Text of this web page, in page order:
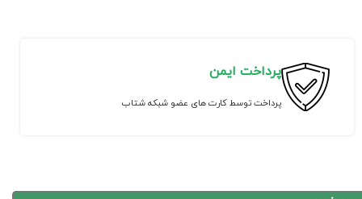
پرداخت ایمن
پرداخت توسط کارت های عضو شبکه شتاب